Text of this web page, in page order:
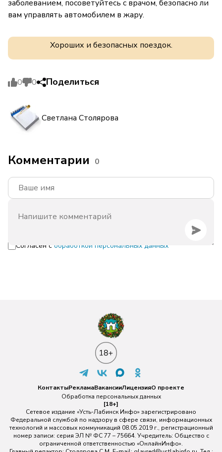
заболеванием, посоветуйтесь с врачом, безопасно ли
вам управлять автомобилем в жару.
Хороших и безопасных поездок.
0 0 Поделиться
Светлана Столярова
Комментарии 0
Согласен с обработкой персональных данных
КонтактыРекламаВакансииЛицензияО проекте
Обработка персональных данных
[18+]
Сетевое издание «Усть-Лабинск Инфо» зарегистрировано
Федеральной службой по надзору в сфере связи, информационных
технологий и массовых коммуникаций 08.05.2019 г., регистрационный
номер записи: серия ЭЛ № ФС 77 – 75664. Учредитель: Общество с
ограниченной ответственностью «ОнлайнИнфо».